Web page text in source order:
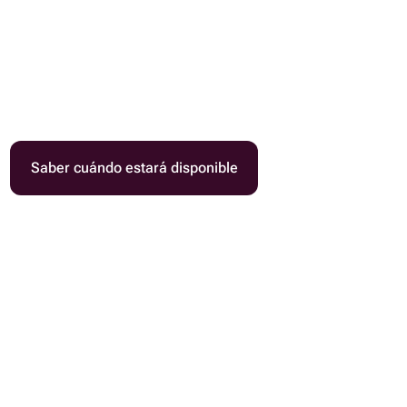
Saber cuándo estará disponible